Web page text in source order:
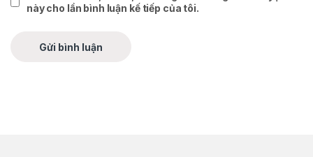
này cho lần bình luận kế tiếp của tôi.